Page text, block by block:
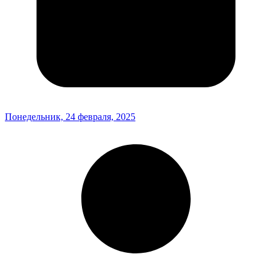
Понедельник, 24 февраля, 2025